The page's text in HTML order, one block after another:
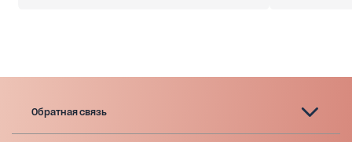
Обратная связь